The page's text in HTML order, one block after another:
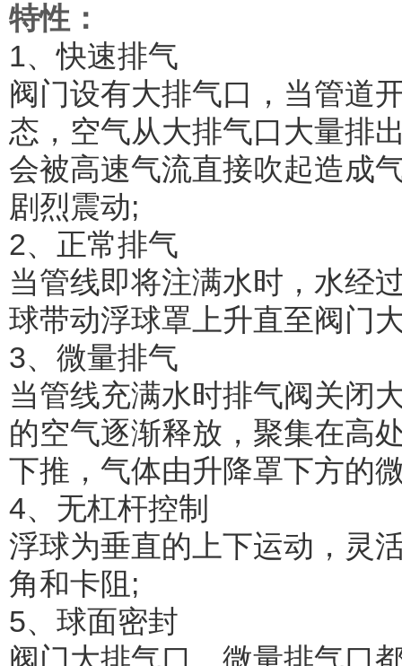
特性：
1、快速排气
阀门设有大排气口，当管道
态，空气从大排气口大量排
会被高速气流直接吹起造成
剧烈震动;
2、正常排气
当管线即将注满水时，水经
球带动浮球罩上升直至阀门
3、微量排气
当管线充满水时排气阀关闭
的空气逐渐释放，聚集在高
下推，气体由升降罩下方的
4、无杠杆控制
浮球为垂直的上下运动，灵
角和卡阻;
5、球面密封
阀门大排气口、微量排气口